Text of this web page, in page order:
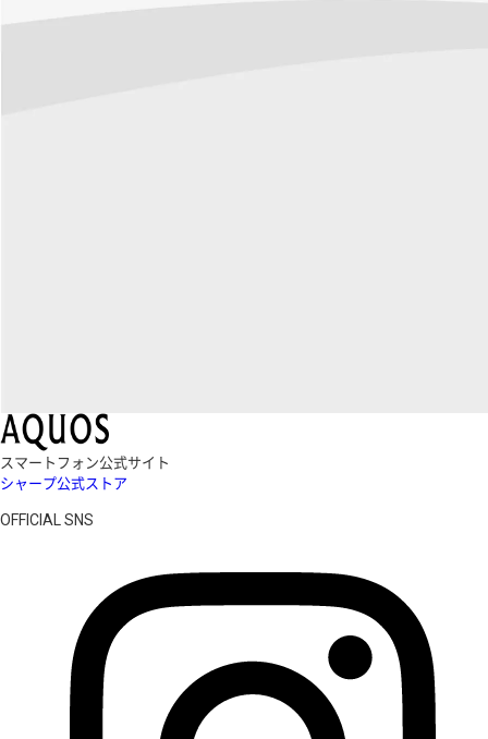
スマートフォン公式サイト
シャープ公式ストア
OFFICIAL SNS